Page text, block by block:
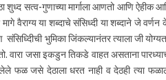
सत्व-गुणाच्या मार्गाला आणतो आणि ऐहीक
वैराग्य या शब्दाचे संसिध्दी या शब्दाने जे
भुमिका जिंकल्यानंतर त्याला जी
वारा जसा इकडुन तिकडे वाहत असताना
जसे देठाला धरत नाही व देठही त्या फळाला